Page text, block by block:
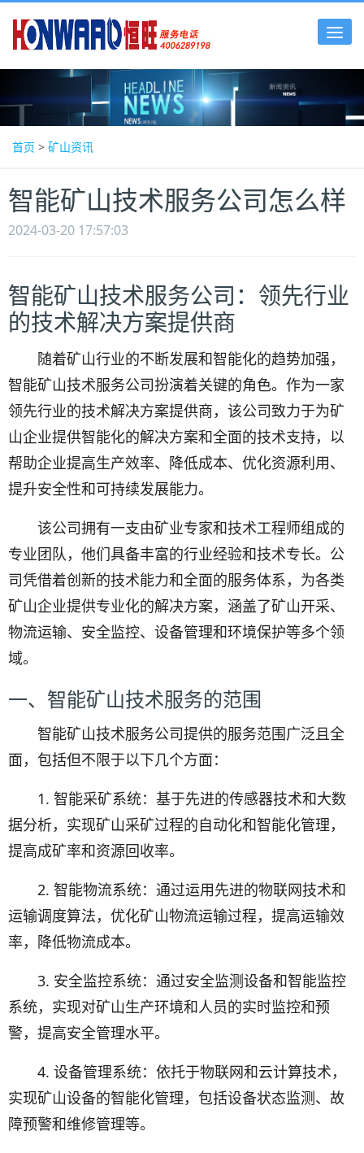
首页 > 矿山资讯
智能矿山技术服务公司怎么样
2024-03-20 17:57:03
智能矿山技术服务公司：领先行业
的技术解决方案提供商
随着矿山行业的不断发展和智能化的趋势加强，
智能矿山技术服务公司扮演着关键的角色。作为一家
领先行业的技术解决方案提供商，该公司致力于为矿
山企业提供智能化的解决方案和全面的技术支持，以
帮助企业提高生产效率、降低成本、优化资源利用、
提升安全性和可持续发展能力。
该公司拥有一支由矿业专家和技术工程师组成的
专业团队，他们具备丰富的行业经验和技术专长。公
司凭借着创新的技术能力和全面的服务体系，为各类
矿山企业提供专业化的解决方案，涵盖了矿山开采、
物流运输、安全监控、设备管理和环境保护等多个领
域。
一、智能矿山技术服务的范围
智能矿山技术服务公司提供的服务范围广泛且全
面，包括但不限于以下几个方面：
1. 智能采矿系统：基于先进的传感器技术和大数
据分析，实现矿山采矿过程的自动化和智能化管理，
提高成矿率和资源回收率。
2. 智能物流系统：通过运用先进的物联网技术和
运输调度算法，优化矿山物流运输过程，提高运输效
率，降低物流成本。
3. 安全监控系统：通过安全监测设备和智能监控
系统，实现对矿山生产环境和人员的实时监控和预
警，提高安全管理水平。
4. 设备管理系统：依托于物联网和云计算技术，
实现矿山设备的智能化管理，包括设备状态监测、故
障预警和维修管理等。